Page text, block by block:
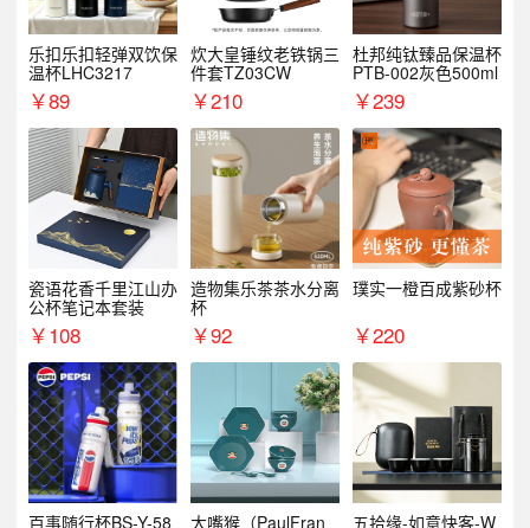
乐扣乐扣轻弹双饮保
温杯LHC3217
￥89
炊大皇锤纹老铁锅三
件套TZ03CW
￥210
杜邦纯钛臻品保温杯
PTB-002灰色500ml
￥239
瓷语花香千里江山办
公杯笔记本套装
￥108
造物集乐茶茶水分离
杯
￥92
璞实一橙百成紫砂杯
￥220
百事随行杯BS-Y-58 大嘴猴（PaulFran 五拾缘-如意快客-W